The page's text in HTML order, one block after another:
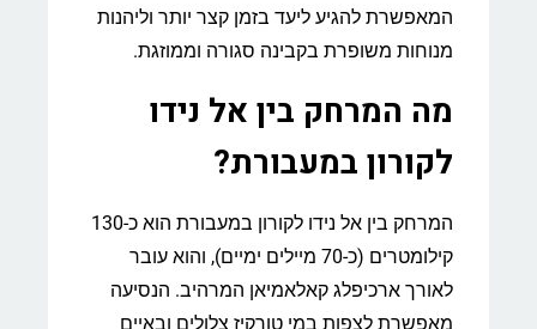
המאפשרת להגיע ליעד בזמן קצר יותר וליהנות
מנוחות משופרת בקבינה סגורה וממוזגת.
מה המרחק בין אל נידו
לקורון במעבורת?
המרחק בין אל נידו לקורון במעבורת הוא כ-130
קילומטרים (כ-70 מיילים ימיים), והוא עובר
לאורך ארכיפלג קאלאמיאן המרהיב. הנסיעה
מאפשרת לצפות במי טורקיז צלולים ובאיים